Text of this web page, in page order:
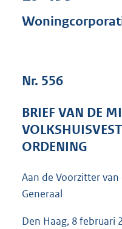
Nr. 556
BRIEF VAN DE
ORDENING
Aan de Voorzitter
Generaal
Den Haag, 8 februari